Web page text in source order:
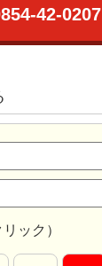
42-0207
ック）